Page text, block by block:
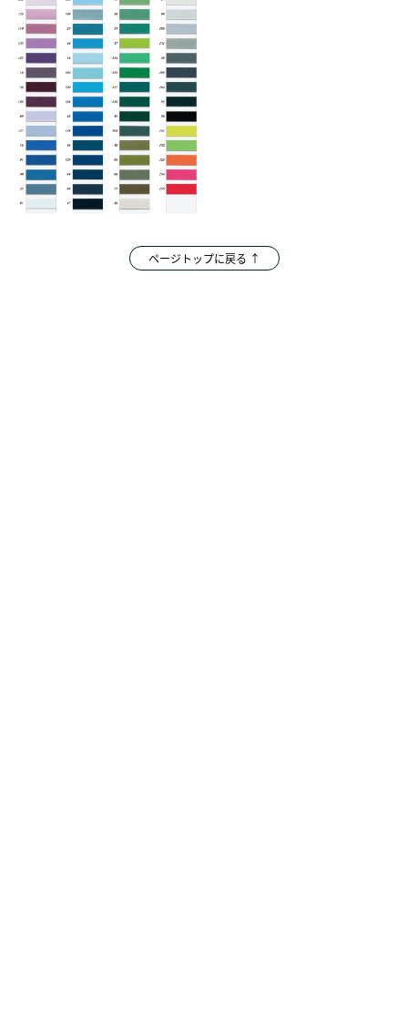
ページトップに戻る ↑